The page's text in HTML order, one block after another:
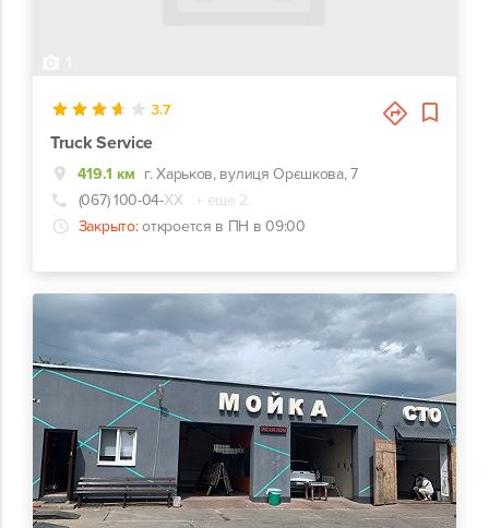
3.7
Truck Service
419.1 км г. Харьков, вулиця Орєшкова, 7
(067) 100-04-ХХ
+ еще 2
Закрыто: откроется в ПН в 09:00